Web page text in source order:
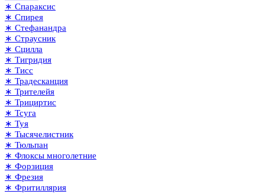
∗ Спараксис
∗ Спирея
∗ Стефанандра
∗ Страусник
∗ Сцилла
∗ Тигридия
∗ Тисс
∗ Традесканция
∗ Трителейя
∗ Трициртис
∗ Тсуга
∗ Туя
∗ Тысячелистник
∗ Тюльпан
∗ Флоксы многолетние
∗ Форзиция
∗ Фрезия
∗ Фритиллярия